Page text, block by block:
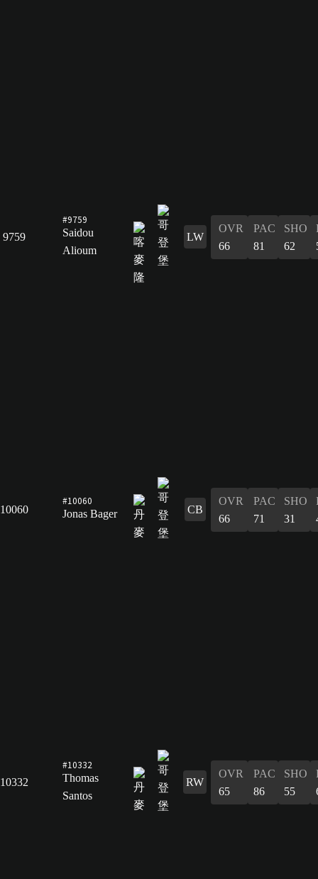
9759
#9759
Saidou
Alioum
LW
OVR
66
PAC
81
SHO
62
10060
#10060
Jonas Bager
CB
OVR
66
PAC
71
SHO
31
10332
#10332
Thomas
Santos
RW
OVR
65
PAC
86
SHO
55